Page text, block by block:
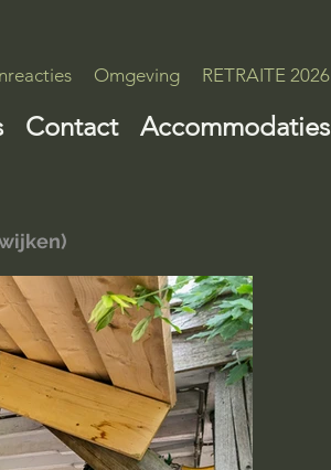
Omgeving RETRAITE 2026
Contact Accommodaties